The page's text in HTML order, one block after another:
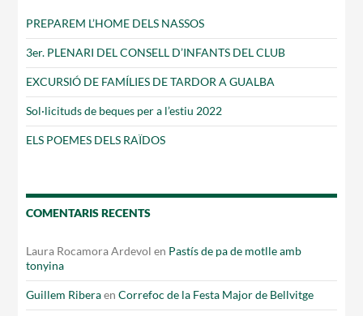
PREPAREM L’HOME DELS NASSOS
3er. PLENARI DEL CONSELL D’INFANTS DEL CLUB
EXCURSIÓ DE FAMÍLIES DE TARDOR A GUALBA
Sol·licituds de beques per a l’estiu 2022
ELS POEMES DELS RAÏDOS
COMENTARIS RECENTS
Laura Rocamora Ardevol en Pastís de pa de motlle amb
tonyina
Guillem RiberaenCorrefoc de la Festa Major de Bellvitge